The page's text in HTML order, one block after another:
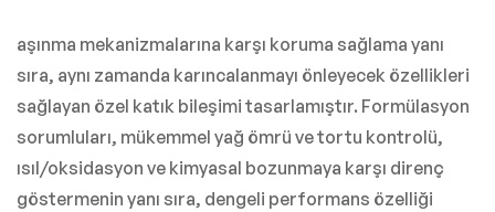
aşınma mekanizmalarına karşı koruma sağlama yanı
sıra, aynı zamanda karıncalanmayı önleyecek özellikleri
sağlayan özel katık bileşimi tasarlamıştır. Formülasyon
sorumluları, mükemmel yağ ömrü ve tortu kontrolü,
ısıl/oksidasyon ve kimyasal bozunmaya karşı direnç
göstermenin yanı sıra, dengeli performans özelliği